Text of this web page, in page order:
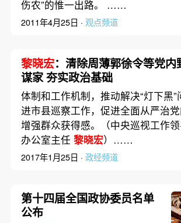
伤农”的惟一出路。 ……
2011年4月25日 · 观点频道
黎晓宏：清除周薄郭徐令等党内
谋家 夯实政治基础
体制和工作机制，推动解决“灯下黑
进市县巡察工作，促进全面从严治党
增强群众获得感。（中央巡视工作领
办公室主任 黎晓宏）……
2017年1月25日 · 政经频道
第十四届全国政协委员名单
公布